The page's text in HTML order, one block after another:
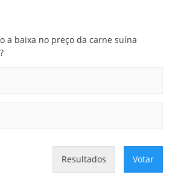
a baixa no preço da carne suína
Resultados Votar